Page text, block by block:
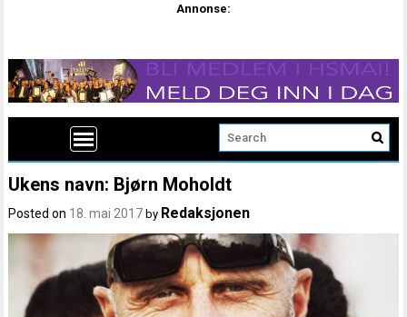
Annonse:
Ukens navn: Bjørn Moholdt
Posted on 18. mai 2017 by Redaksjonen